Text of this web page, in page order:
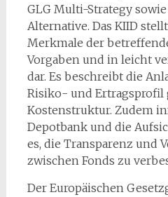
GLG Multi-Strategy
Alternative. Das KIID
Merkmale der
Vorgaben und in leicht
dar. Es beschreibt die
Risiko- und Ertragsprofil
Kostenstruktur. Zudem
Depotbank und die
es, die Transparenz und
zwischen Fonds zu
Der Europäischen